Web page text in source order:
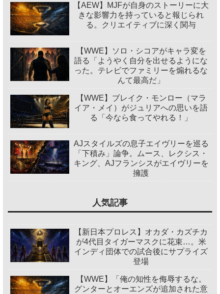
【AEW】MJFが自身のストーリーに大
きな影響力を持っていると報じられ
る。クリエイティブに深く関与
【WWE】ソロ・シコアがキャラ変を
語る「ようやく自分を出せるようにな
った。テレビでファミリーを煽れるな
んて最高だ」
【WWE】ブレイク・モンロー（マラ
イア・メイ）がジュリアへの思いを語
る「今なら食ってやれる！」
AJスタイルズの息子エイヴリーを巡る
「下積み」論争。ムース、レクシス・
キング、AJフランシスがエイヴリーを
擁護
人気記事
【新日本プロレス】オカダ・カズチカ
が4代目タイガーマスクに花束…。米
インディ団体での試合後にサプライズ
登場
【WWE】「俺の知性を侮辱するな。
グンターとオーエンズが追加された意